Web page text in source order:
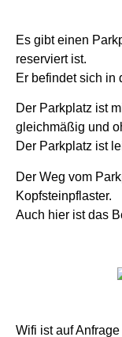
Es gibt einen
reserviert ist.
Er befindet sich in
Der Parkplatz ist
gleichmäßig und
Der Parkplatz ist
Der Weg vom
Kopfsteinpflaster.
Auch hier ist das
Wifi ist auf Anfrage